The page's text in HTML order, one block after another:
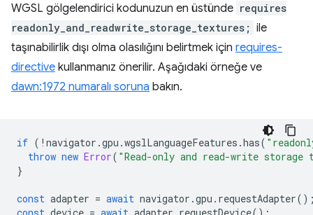
WGSL gölgelendirici kodunuzun en üstünde requires
readonly_and_readwrite_storage_textures; ile
taşınabilirlik dışı olma olasılığını belirtmek için requires-
directive kullanmanız önerilir. Aşağıdaki örneğe ve
dawn:1972 numaralı soruna bakın.
if ( ! navigator .gpu .wgslLanguageFeatures .has(
throw new Error( "Read-only and read-write
}
const adapter = await navigator .gpu . requestAdapter